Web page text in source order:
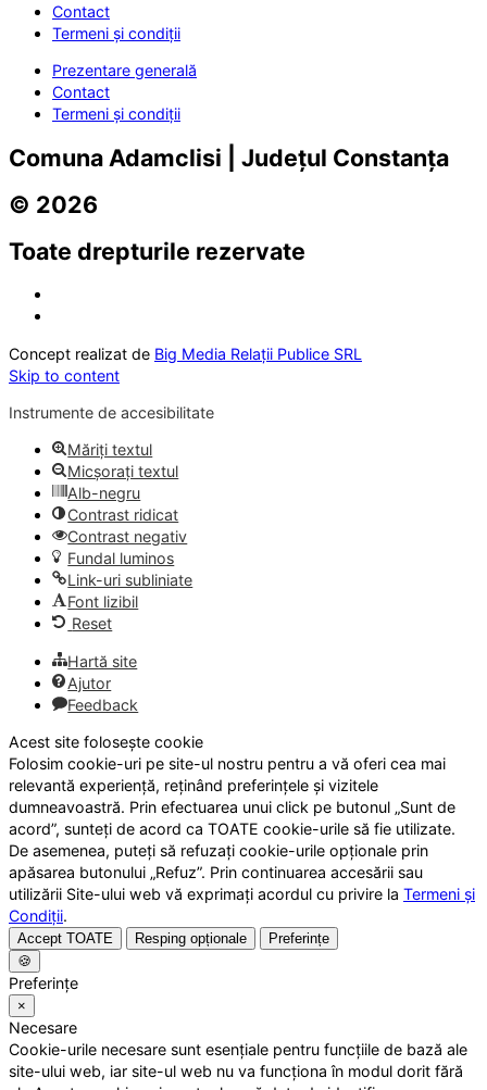
Contact
Termeni și condiții
Prezentare generală
Contact
Termeni și condiții
Comuna Adamclisi | Județul Constanța
© 2026
Toate drepturile rezervate
Concept realizat de Big Media Relații Publice SRL
Skip to content
Instrumente de accesibilitate
Măriți textul
Micșorați textul
Alb-negru
Contrast ridicat
Contrast negativ
Fundal luminos
Link-uri subliniate
Font lizibil
Reset
Hartă site
Ajutor
Feedback
Acest site folosește cookie
Folosim cookie-uri pe site-ul nostru pentru a vă oferi cea mai
relevantă experiență, reținând preferințele și vizitele
dumneavoastră. Prin efectuarea unui click pe butonul „Sunt de
acord”, sunteți de acord ca TOATE cookie-urile să fie utilizate.
De asemenea, puteți să refuzați cookie-urile opționale prin
apăsarea butonului „Refuz”. Prin continuarea accesării sau
utilizării Site-ului web vă exprimați acordul cu privire la Termeni și
Condiții.
Accept TOATE Resping opționale
Preferințe
🍪
Preferințe
×
Necesare
Cookie-urile necesare sunt esențiale pentru funcțiile de bază ale
site-ului web, iar site-ul web nu va funcționa în modul dorit fără